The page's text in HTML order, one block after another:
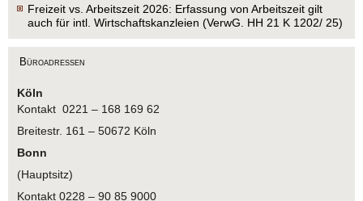
Freizeit vs. Arbeitszeit 2026: Erfassung von Arbeitszeit gilt
auch für intl. Wirtschaftskanzleien (VerwG. HH 21 K 1202/ 25)
Büroadressen
Köln
Kontakt 0221 – 168 169 62
Breitestr. 161 – 50672 Köln
Bonn
(Hauptsitz)
Kontakt 0228 – 90 85 9000